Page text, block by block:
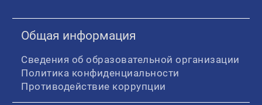
Общая информация
Сведения об образовательной организации
Политика конфиденциальности
Противодействие коррупции